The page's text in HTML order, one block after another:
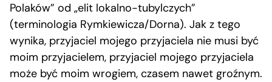
Polaków” od „elit lokalno-tubylczych”
(terminologia Rymkiewicza/Dorna). Jak z tego
wynika, przyjaciel mojego przyjaciela nie musi być
moim przyjacielem, przyjaciel mojego przyjaciela
może być moim wrogiem, czasem nawet groźnym.